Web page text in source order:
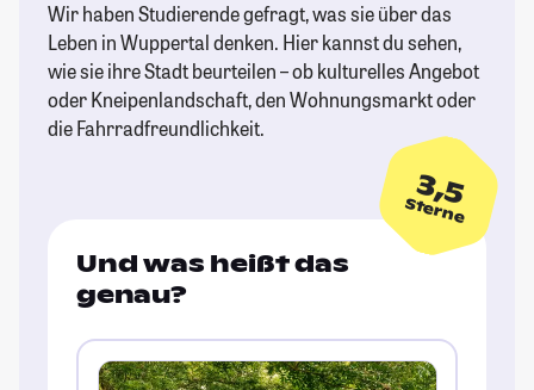
Wir haben Studierende gefragt, was sie über das
Leben in Wuppertal denken. Hier kannst du sehen,
wie sie ihre Stadt beurteilen – ob kulturelles Angebot
oder Kneipenlandschaft, den Wohnungsmarkt oder
die Fahrradfreundlichkeit.
3,5
Sterne
Und was heißt das
genau?